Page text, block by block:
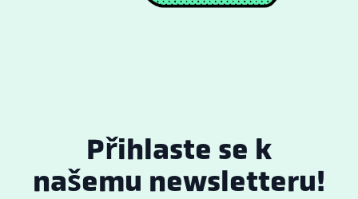
Přihlaste se k
našemu newsletteru!